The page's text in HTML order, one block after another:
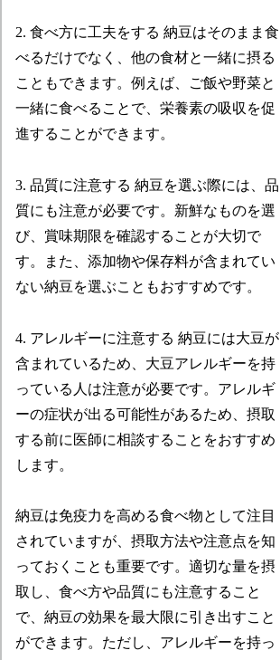
2. 食べ方に工夫をする 納豆はそのまま食
べるだけでなく、他の食材と一緒に摂る
こともできます。例えば、ご飯や野菜と
一緒に食べることで、栄養素の吸収を促
進することができます。
3. 品質に注意する 納豆を選ぶ際には、品
質にも注意が必要です。新鮮なものを選
び、賞味期限を確認することが大切で
す。また、添加物や保存料が含まれてい
ない納豆を選ぶこともおすすめです。
4. アレルギーに注意する 納豆には大豆が
含まれているため、大豆アレルギーを持
っている人は注意が必要です。アレルギ
ーの症状が出る可能性があるため、摂取
する前に医師に相談することをおすすめ
します。
納豆は免疫力を高める食べ物として注目
されていますが、摂取方法や注意点を知
っておくことも重要です。適切な量を摂
取し、食べ方や品質にも注意すること
で、納豆の効果を最大限に引き出すこと
ができます。ただし、アレルギーを持っ